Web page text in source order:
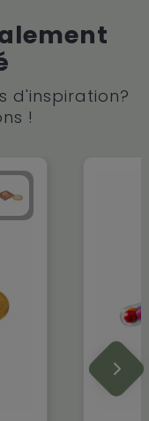
d'inspiration?
!